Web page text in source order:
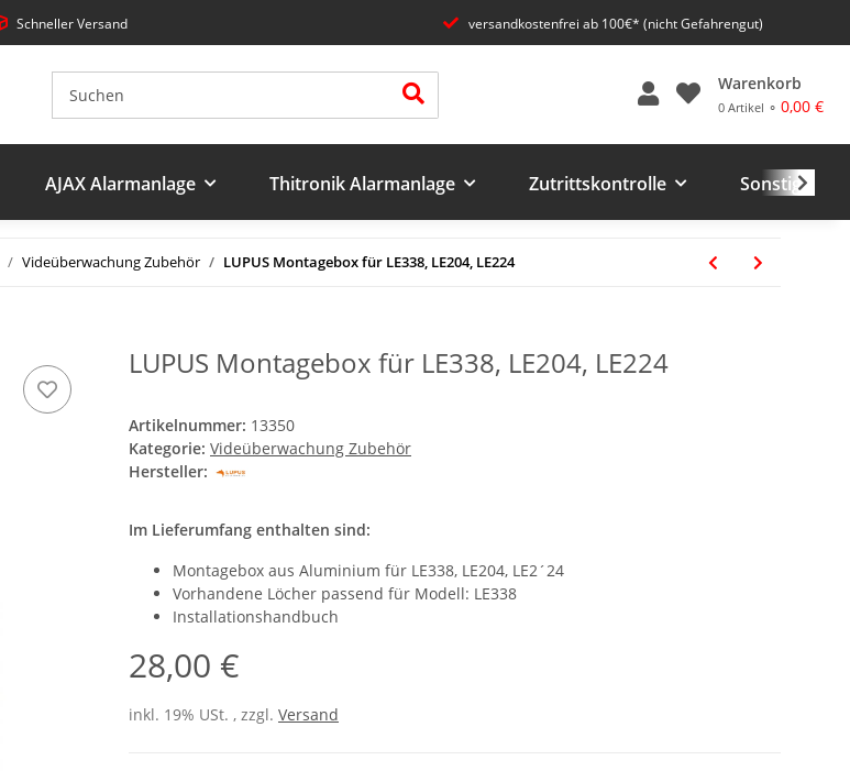
Schneller Versand versandkostenfrei ab 100€* (nicht Gefahrengut)
Warenkorb
0 Artikel ⚬ 0,00 €
AJAX Alarmanlage Thitronik Alarmanlage Zutrittskontrolle Sonstiges
Videüberwachung Zubehör LUPUS Montagebox für LE338, LE204, LE224
LUPUS Montagebox für LE338, LE204, LE224
Artikelnummer: 13350
Kategorie: Videüberwachung Zubehör
Hersteller:
Im Lieferumfang enthalten sind:
Montagebox aus Aluminium für LE338, LE204, LE2´24
Vorhandene Löcher passend für Modell: LE338
Installationshandbuch
28,00 €
inkl. 19% USt. , zzgl. Versand